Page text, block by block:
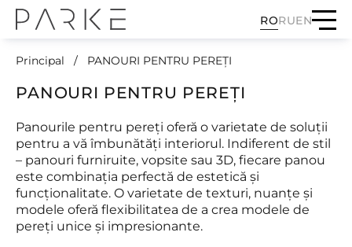
RORUEN
Principal PANOURI PENTRU PEREȚI
PANOURI PENTRU PEREȚI
Panourile pentru pereți oferă o varietate de soluții
pentru a vă îmbunătăți interiorul. Indiferent de stil
– panouri furniruite, vopsite sau 3D, fiecare panou
este combinația perfectă de estetică și
funcționalitate. O varietate de texturi, nuanțe și
modele oferă flexibilitatea de a crea modele de
pereți unice și impresionante.